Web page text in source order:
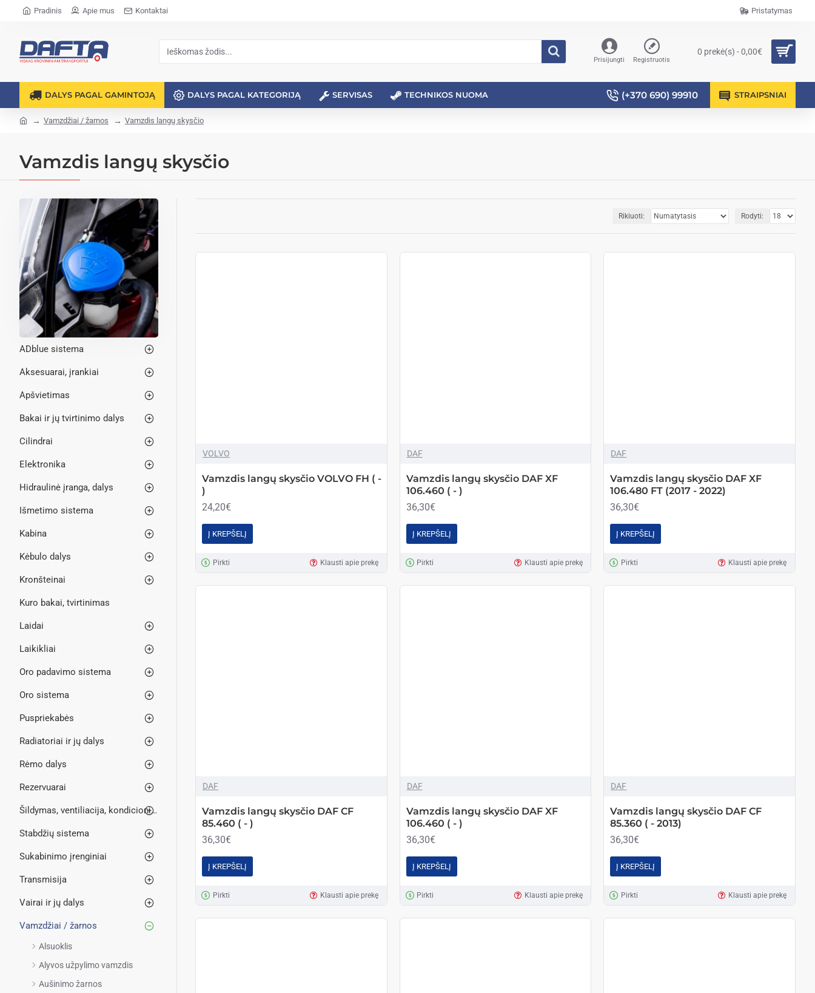
Pradinis Apie mus Kontaktai Pristatymas
Prisijungti Registruotis
0 prekė(s) - 0,00€
DALYS PAGAL GAMINTOJĄ DALYS PAGAL KATEGORIJĄ SERVISAS TECHNIKOS NUOMA (+370 690) 99910 STRAIPSNIAI
Vamzdžiai / žarnos Vamzdis langų skysčio
Vamzdis langų skysčio
ADblue sistema
Aksesuarai, įrankiai
Apšvietimas
Bakai ir jų tvirtinimo dalys
Cilindrai
Elektronika
Hidraulinė įranga, dalys
Išmetimo sistema
Kabina
Kėbulo dalys
Kronšteinai
Kuro bakai, tvirtinimas
Laidai
Laikikliai
Oro padavimo sistema
Oro sistema
Puspriekabės
Radiatoriai ir jų dalys
Rėmo dalys
Rezervuarai
Šildymas, ventiliacija, kondicionieriai
Stabdžių sistema
Sukabinimo įrenginiai
Transmisija
Vairai ir jų dalys
Vamzdžiai / žarnos
Alsuoklis
Alyvos užpylimo vamzdis
Aušinimo žarnos
Rikiuoti: Rodyti:
VOLVO
Vamzdis langų skysčio VOLVO FH ( -
)
24,20€
Į KREPŠELĮ
Pirkti Klausti apie prekę
DAF
Vamzdis langų skysčio DAF XF
106.460 ( - )
36,30€
Į KREPŠELĮ
Pirkti Klausti apie prekę
DAF
Vamzdis langų skysčio DAF XF
106.480 FT (2017 - 2022)
36,30€
Į KREPŠELĮ
Pirkti Klausti apie prekę
DAF
Vamzdis langų skysčio DAF CF
85.460 ( - )
36,30€
Į KREPŠELĮ
Pirkti Klausti apie prekę
DAF
Vamzdis langų skysčio DAF XF
106.460 ( - )
36,30€
Į KREPŠELĮ
Pirkti Klausti apie prekę
DAF
Vamzdis langų skysčio DAF CF
85.360 ( - 2013)
36,30€
Į KREPŠELĮ
Pirkti Klausti apie prekę